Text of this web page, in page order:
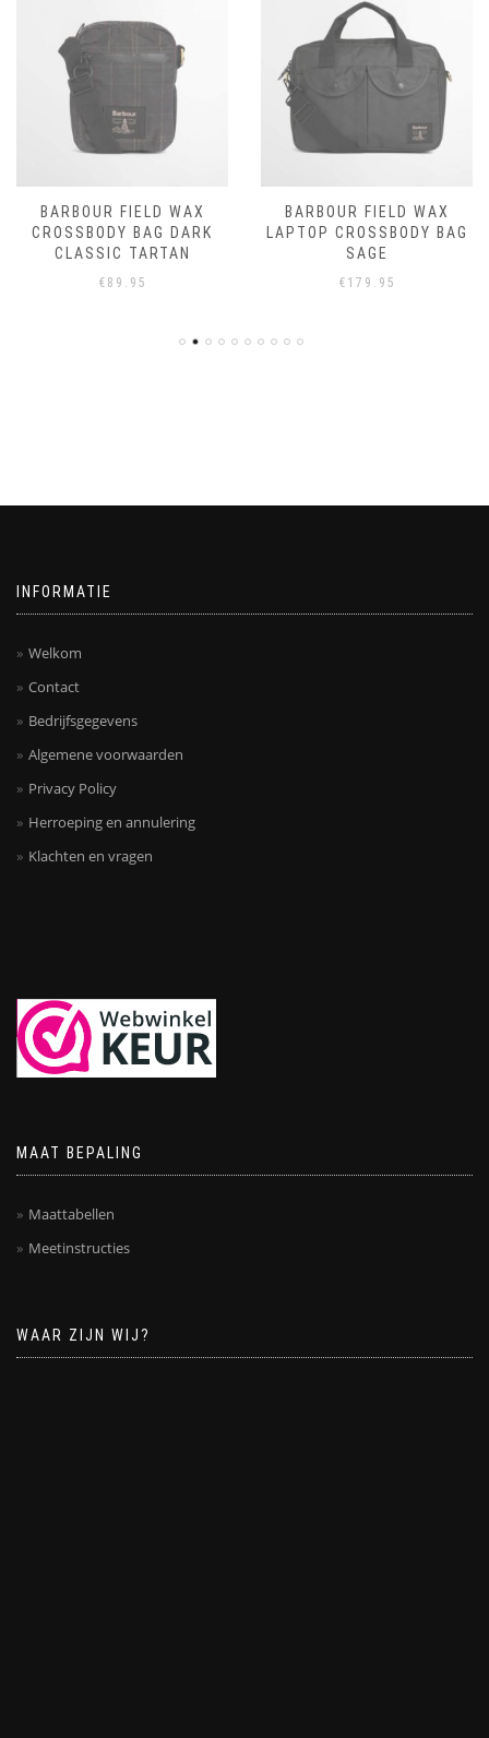
BARBOUR FIELD WAX
CROSSBODY BAG DARK
CLASSIC TARTAN
€ 89.95
BARBOUR FIELD WAX
LAPTOP CROSSBODY BAG
SAGE
€ 179.95
INFORMATIE
Welkom
Contact
Bedrijfsgegevens
Algemene voorwaarden
Privacy Policy
Herroeping en annulering
Klachten en vragen
MAAT BEPALING
Maattabellen
Meetinstructies
WAAR ZIJN WIJ?